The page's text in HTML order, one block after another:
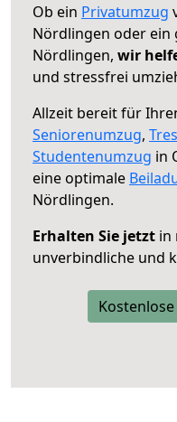
Ob ein Privatumzug
Nördlingen oder ein
Nördlingen, wir
und stressfrei
Allzeit bereit für
Seniorenumzug,
Studentenumzug in
eine optimale
Nördlingen.
Erhalten Sie jetzt in
unverbindliche und